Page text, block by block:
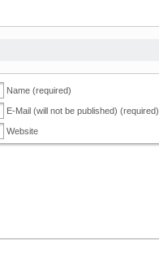
Name (required)
E-Mail (will not be published) (required)
Website